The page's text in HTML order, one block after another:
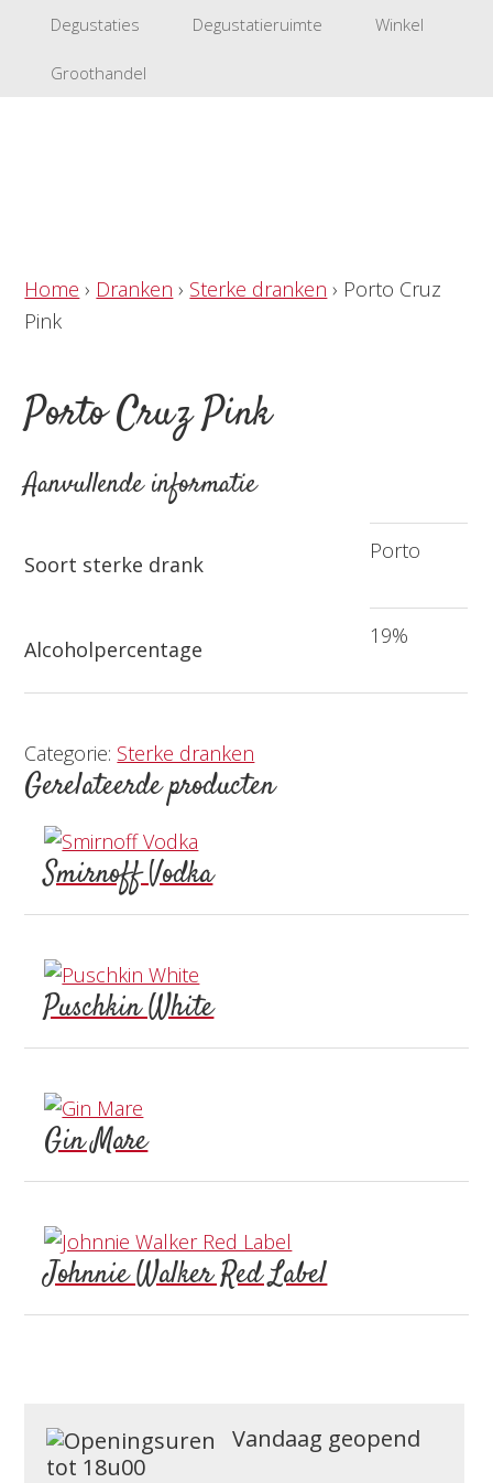
Degustaties Degustatieruimte Winkel
Groothandel
Home › Dranken › Sterke dranken › Porto Cruz
Pink
Porto Cruz Pink
Aanvullende informatie
Soort sterke drank
Porto
Alcoholpercentage
19%
Categorie: Sterke dranken
Gerelateerde producten
Smirnoff Vodka
Puschkin White
Gin Mare
Johnnie Walker Red Label
Vandaag geopend
tot 18u00